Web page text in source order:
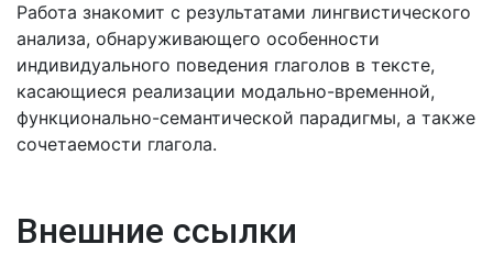
Работа знакомит с результатами лингвистического
анализа, обнаруживающего особенности
индивидуального поведения глаголов в тексте,
касающиеся реализации модально-временной,
функционально-семантической парадигмы, а также
сочетаемости глагола.
Внешние ссылки